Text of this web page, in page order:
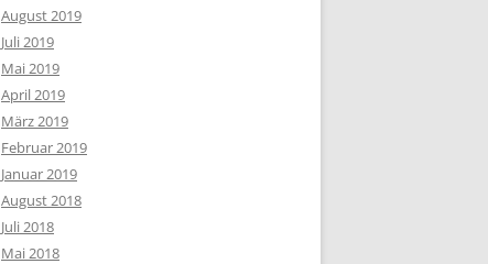
August 2019
Juli 2019
Mai 2019
April 2019
März 2019
Februar 2019
Januar 2019
August 2018
Juli 2018
Mai 2018